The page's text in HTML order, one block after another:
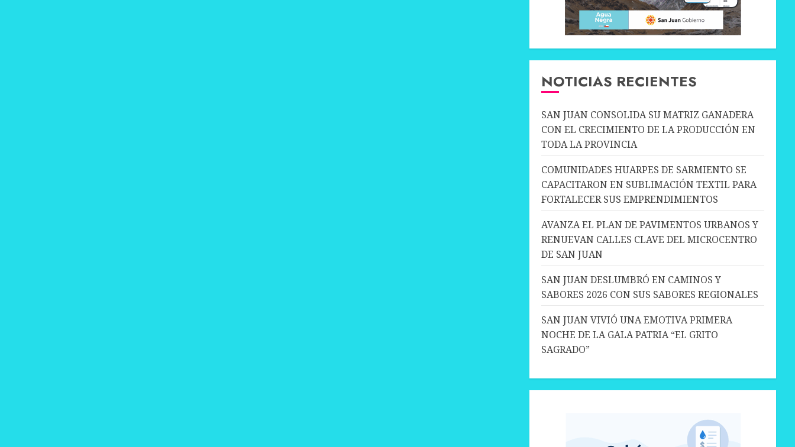
NOTICIAS RECIENTES
SAN JUAN CONSOLIDA SU MATRIZ GANADERA
CON EL CRECIMIENTO DE LA PRODUCCIÓN EN
TODA LA PROVINCIA
COMUNIDADES HUARPES DE SARMIENTO SE
CAPACITARON EN SUBLIMACIÓN TEXTIL PARA
FORTALECER SUS EMPRENDIMIENTOS
AVANZA EL PLAN DE PAVIMENTOS URBANOS Y
RENUEVAN CALLES CLAVE DEL MICROCENTRO
DE SAN JUAN
SAN JUAN DESLUMBRÓ EN CAMINOS Y
SABORES 2026 CON SUS SABORES REGIONALES
SAN JUAN VIVIÓ UNA EMOTIVA PRIMERA
NOCHE DE LA GALA PATRIA “EL GRITO
SAGRADO”